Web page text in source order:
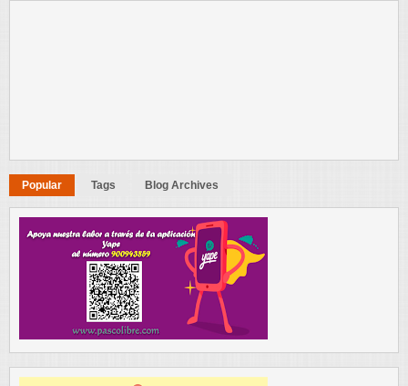
Popular Tags Blog Archives